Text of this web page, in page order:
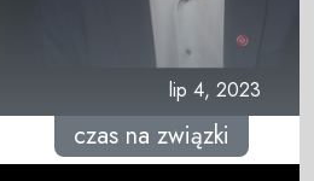
lip 4, 2023
czas na związki